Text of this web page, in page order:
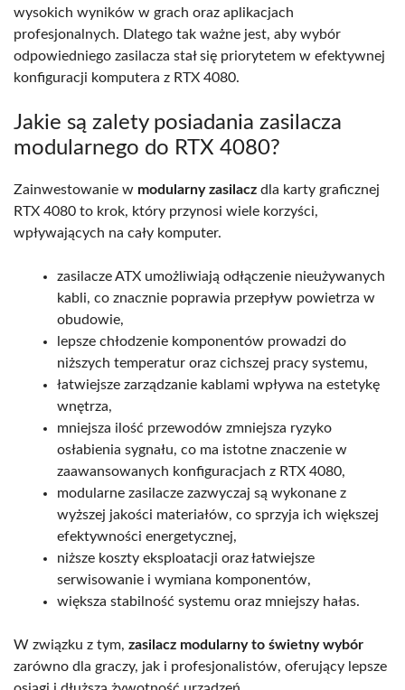
wysokich wyników w grach oraz aplikacjach
profesjonalnych. Dlatego tak ważne jest, aby wybór
odpowiedniego zasilacza stał się priorytetem w efektywnej
konfiguracji komputera z RTX 4080.
Jakie są zalety posiadania zasilacza
modularnego do RTX 4080?
Zainwestowanie w modularny zasilacz dla karty graficznej
RTX 4080 to krok, który przynosi wiele korzyści,
wpływających na cały komputer.
zasilacze ATX umożliwiają odłączenie nieużywanych
kabli, co znacznie poprawia przepływ powietrza w
obudowie,
lepsze chłodzenie komponentów prowadzi do
niższych temperatur oraz cichszej pracy systemu,
łatwiejsze zarządzanie kablami wpływa na estetykę
wnętrza,
mniejsza ilość przewodów zmniejsza ryzyko
osłabienia sygnału, co ma istotne znaczenie w
zaawansowanych konfiguracjach z RTX 4080,
modularne zasilacze zazwyczaj są wykonane z
wyższej jakości materiałów, co sprzyja ich większej
efektywności energetycznej,
niższe koszty eksploatacji oraz łatwiejsze
serwisowanie i wymiana komponentów,
większa stabilność systemu oraz mniejszy hałas.
W związku z tym, zasilacz modularny to świetny wybór
zarówno dla graczy, jak i profesjonalistów, oferujący lepsze